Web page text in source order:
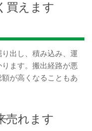
買えます
出し、積み込み、運
ます。搬出経路が悪
が高くなることもあ
売れます